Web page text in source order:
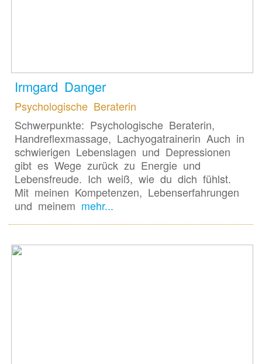
Irmgard Danger
Psychologische Beraterin
Schwerpunkte: Psychologische Beraterin,
Handreflexmassage, Lachyogatrainerin Auch in
schwierigen Lebenslagen und Depressionen
gibt es Wege zurück zu Energie und
Lebensfreude. Ich weiß, wie du dich fühlst.
Mit meinen Kompetenzen, Lebenserfahrungen
und meinem mehr...